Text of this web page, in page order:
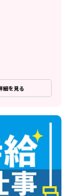
細を見る